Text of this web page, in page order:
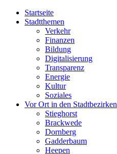
Startseite
Stadtthemen
Verkehr
Finanzen
Bildung
Digitalisierung
Transparenz
Energie
Kultur
Soziales
Vor Ort in den Stadtbezirken
Stieghorst
Brackwede
Dornberg
Gadderbaum
Heepen